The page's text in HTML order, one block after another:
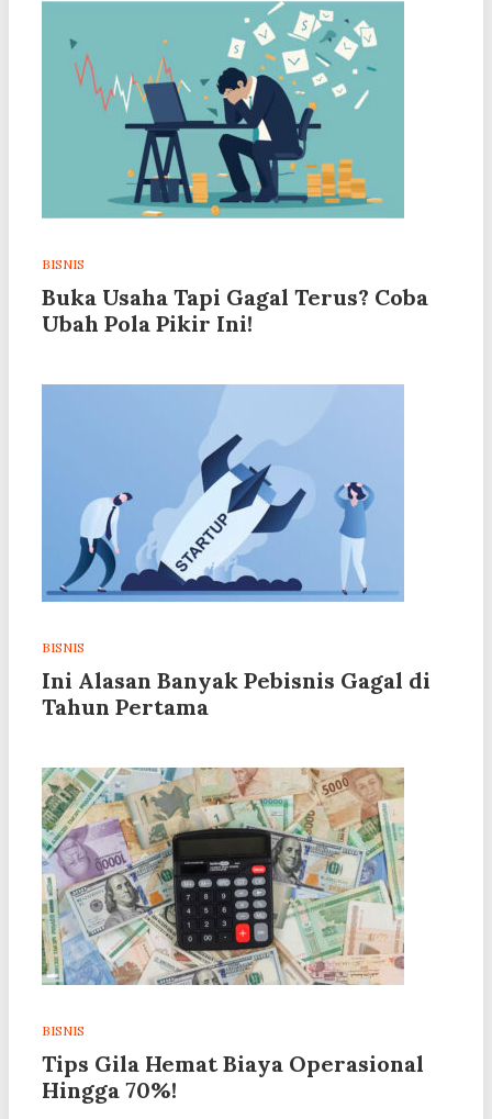
BISNIS
Buka Usaha Tapi Gagal Terus? Coba
Ubah Pola Pikir Ini!
BISNIS
Ini Alasan Banyak Pebisnis Gagal di
Tahun Pertama
BISNIS
Tips Gila Hemat Biaya Operasional
Hingga 70%!